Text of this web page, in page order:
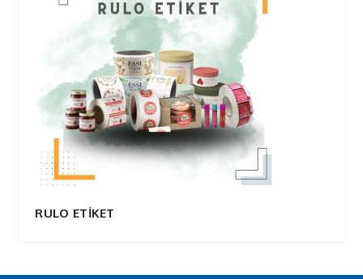
RULO ETİKET